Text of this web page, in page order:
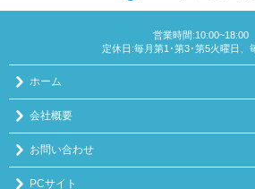
営業時間:10:00~18:00
定休日:毎月第1･第3･第5火曜日、
ホーム
会社概要
お問い合わせ
PCサイト